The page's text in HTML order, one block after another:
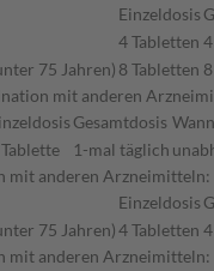
Einzeldosis
4 Tabletten
75 Jahren) 8 Tabletten
mit anderen
Gesamtdosis Wann
Tablette 1-mal täglich
anderen Arzneimitteln:
Einzeldosis
75 Jahren)4 Tabletten
anderen Arzneimitteln: